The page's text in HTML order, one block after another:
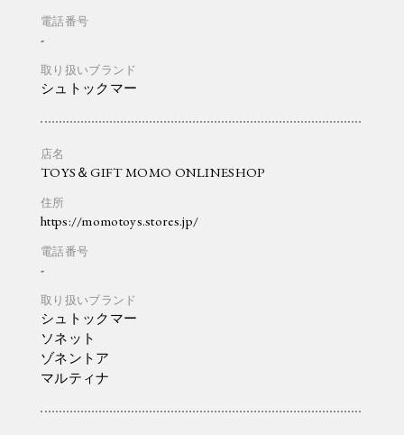
-
シュトックマー
TOYS＆GIFT MOMO ONLINESHOP
https://momotoys.stores.jp/
-
シュトックマー
ソネット
ゾネントア
マルティナ